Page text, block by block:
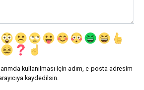
kullanılması için adım, e-posta adresim
kaydedilsin.